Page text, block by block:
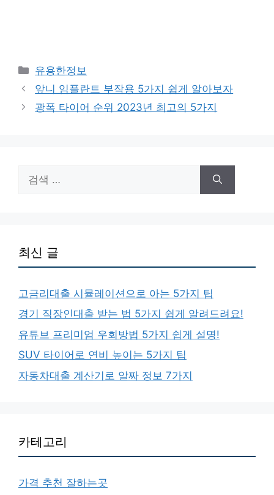
카
테
리
유용한정보
앞니 임플란트 부작용 5가지 쉽게 알아보자
광폭 타이어 순위 2023년 최고의 5가지
색:
최신 글
고금리대출 시뮬레이션으로 아는 5가지 팁
경기 직장인대출 받는 법 5가지 쉽게 알려드려요!
유튜브 프리미엄 우회방법 5가지 쉽게 설명!
SUV 타이어로 연비 높이는 5가지 팁
자동차대출 계산기로 알짜 정보 7가지
카테고리
가격 추천 잘하는곳